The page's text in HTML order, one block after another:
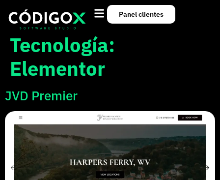
Panel clientes
Tecnología:
Elementor
JVD Premier